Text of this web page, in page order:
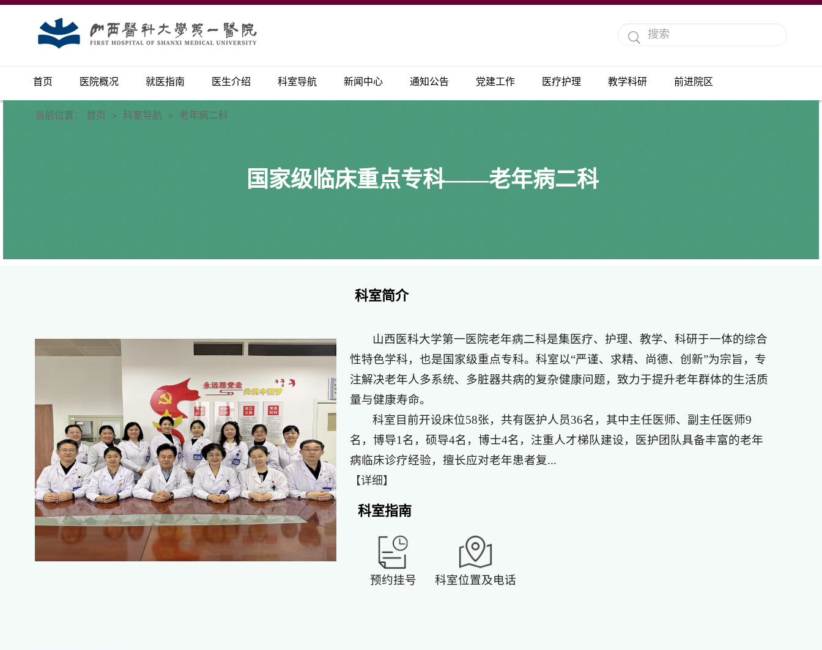
首页 医院概况 就医指南 医生介绍 科室导航 新闻中心 通知公告 党建工作 医疗护理 教学科研 前进院区
当前位置： 首页 > 科室导航 > 老年病二科
国家级临床重点专科——老年病二科
科室简介
山西医科大学第一医院老年病二科是集医疗、护理、教学、科研于一体的综合
性特色学科，也是国家级重点专科。科室以“严谨、求精、尚德、创新”为宗旨，专
注解决老年人多系统、多脏器共病的复杂健康问题，致力于提升老年群体的生活质
量与健康寿命。
科室目前开设床位58张，共有医护人员36名，其中主任医师、副主任医师9
名，博导1名，硕导4名，博士4名，注重人才梯队建设，医护团队具备丰富的老年
病临床诊疗经验，擅长应对老年患者复...
【详细】
科室指南
预约挂号 科室位置及电话